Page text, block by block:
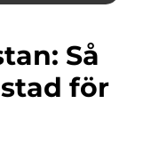
för